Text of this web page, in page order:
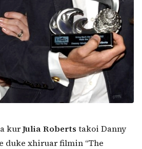
kurJulia Roberts takoi Danny
duke xhiruar filmin “The